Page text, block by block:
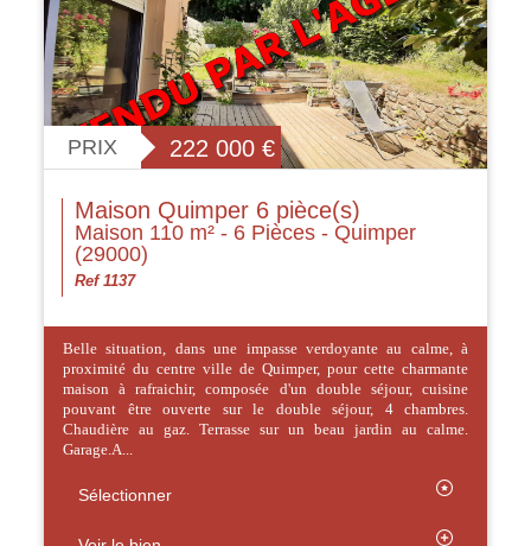
PRIX 222 000 €
Maison Quimper 6 pièce(s)
Maison 110 m² - 6 Pièces - Quimper
(29000)
Ref 1137
Belle situation, dans une impasse verdoyante au calme, à
proximité du centre ville de Quimper, pour cette charmante
maison à rafraichir, composée d'un double séjour, cuisine
pouvant être ouverte sur le double séjour, 4 chambres.
Chaudière au gaz. Terrasse sur un beau jardin au calme.
Garage.A...
Sélectionner